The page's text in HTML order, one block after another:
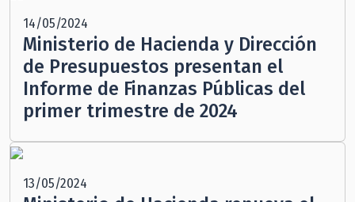
14/05/2024
Ministerio de Hacienda y Dirección
de Presupuestos presentan el
Informe de Finanzas Públicas del
primer trimestre de 2024
13/05/2024